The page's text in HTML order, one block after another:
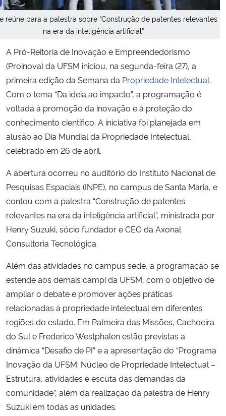
Planalto
reúne para a palestra sobre “Construção de patentes relevantes
na era da inteligência artificial”
A Pró-Reitoria de Inovação e Empreendedorismo
(Proinova) da UFSM iniciou, na segunda-feira (27), a
primeira edição da Semana da Propriedade Intelectual.
Com o tema “Da ideia ao impacto”, a programação é
voltada à promoção da inovação e à proteção do
conhecimento científico. A iniciativa foi planejada em
alusão ao Dia Mundial da Propriedade Intelectual,
celebrado em 26 de abril.
A abertura ocorreu no auditório do Instituto Nacional de
Pesquisas Espaciais (INPE), no campus de Santa Maria, e
contou com a palestra “Construção de patentes
relevantes na era da inteligência artificial”, ministrada por
Henry Suzuki, sócio fundador e CEO da Axonal
Consultoria Tecnológica.
Além das atividades no campus sede, a programação se
estende aos demais campi da UFSM, com o objetivo de
ampliar o debate e promover ações práticas
relacionadas à propriedade intelectual em diferentes
regiões do estado. Em Palmeira das Missões, Cachoeira
do Sul e Frederico Westphalen estão previstas a
dinâmica “Desafio de PI” e a apresentação do “Programa
Inovação da UFSM: Núcleo de Propriedade Intelectual –
Estrutura, atividades e escuta das demandas da
comunidade”, além da realização da palestra de Henry
Suzuki em todas as unidades.